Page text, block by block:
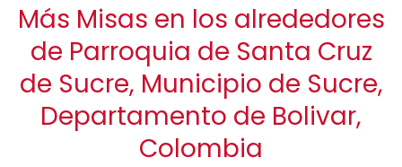
Más Misas en los alrededores
de Parroquia de Santa Cruz
de Sucre, Municipio de Sucre,
Departamento de Bolivar,
Colombia